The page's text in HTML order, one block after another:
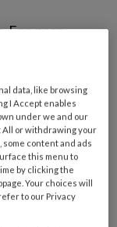
Een paar
zegt een
‘Ik
een
vult een
is nodig. De
data, like browsing
I Accept enables
under we and our
All or withdrawing your
content and ads
this menu to
by clicking the
Your choices will
to our Privacy